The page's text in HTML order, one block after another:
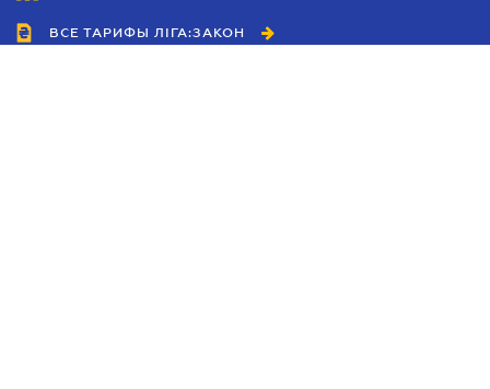
ВСЕ ТАРИФЫ ЛІГА:ЗАКОН